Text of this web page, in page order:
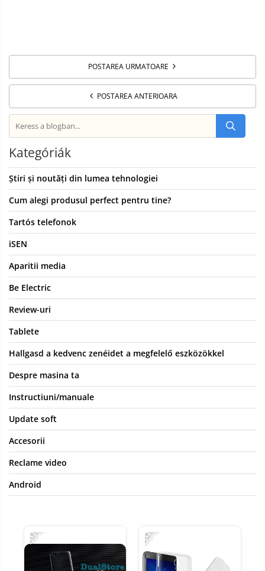
POSTAREA URMATOARE
POSTAREA ANTERIOARA
Kategóriák
Știri și noutăți din lumea tehnologiei
Cum alegi produsul perfect pentru tine?
Tartós telefonok
iSEN
Aparitii media
Be Electric
Review-uri
Tablete
Hallgasd a kedvenc zenéidet a megfelelő eszközökkel
Despre masina ta
Instructiuni/manuale
Update soft
Accesorii
Reclame video
Android
-89% -89%